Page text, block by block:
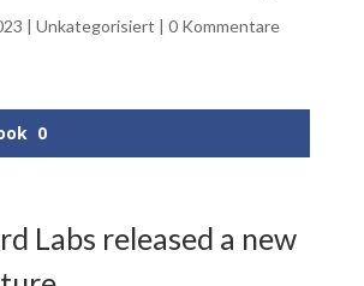
| Unkategorisiert | 0 Kommentare
0
Labs released a new